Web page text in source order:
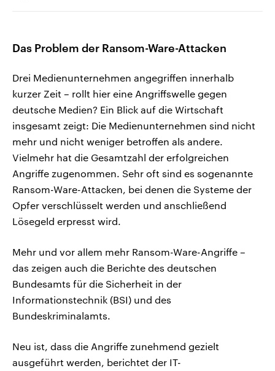
Das Problem der Ransom-Ware-Attacken
Drei Medienunternehmen angegriffen innerhalb
kurzer Zeit – rollt hier eine Angriffswelle gegen
deutsche Medien? Ein Blick auf die Wirtschaft
insgesamt zeigt: Die Medienunternehmen sind nicht
mehr und nicht weniger betroffen als andere.
Vielmehr hat die Gesamtzahl der erfolgreichen
Angriffe zugenommen. Sehr oft sind es sogenannte
Ransom-Ware-Attacken, bei denen die Systeme der
Opfer verschlüsselt werden und anschließend
Lösegeld erpresst wird.
Mehr und vor allem mehr Ransom-Ware-Angriffe –
das zeigen auch die Berichte des deutschen
Bundesamts für die Sicherheit in der
Informationstechnik (BSI) und des
Bundeskriminalamts.
Neu ist, dass die Angriffe zunehmend gezielt
ausgeführt werden, berichtet der IT-